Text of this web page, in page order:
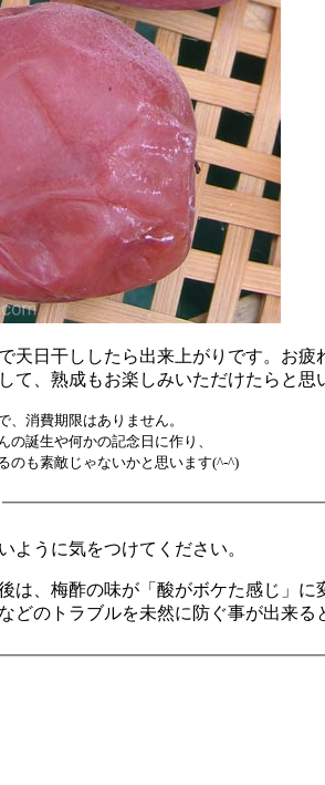
天日干ししたら出来上がりです。お疲
て、熟成もお楽しみいただけたらと思
消費期限はありません。
の誕生や何かの記念日に作り、
のも素敵じゃないかと思います(^-^)
ように気をつけてください。
は、梅酢の味が「酸がボケた感じ」
どのトラブルを未然に防ぐ事が出来る